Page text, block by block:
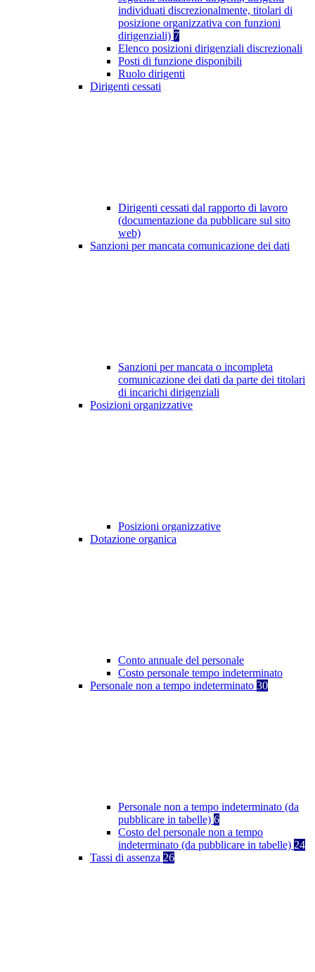
individuati discrezionalmente, titolari di
posizione organizzativa con funzioni
dirigenziali) 7
Elenco posizioni dirigenziali discrezionali
Posti di funzione disponibili
Ruolo dirigenti
Dirigenti cessati
Dirigenti cessati dal rapporto di lavoro
(documentazione da pubblicare sul sito
web)
Sanzioni per mancata comunicazione dei dati
Sanzioni per mancata o incompleta
comunicazione dei dati da parte dei titolari
di incarichi dirigenziali
Posizioni organizzative
Posizioni organizzative
Dotazione organica
Conto annuale del personale
Costo personale tempo indeterminato
Personale non a tempo indeterminato 30
Personale non a tempo indeterminato (da
pubblicare in tabelle) 6
Costo del personale non a tempo
indeterminato (da pubblicare in tabelle) 24
Tassi di assenza 26